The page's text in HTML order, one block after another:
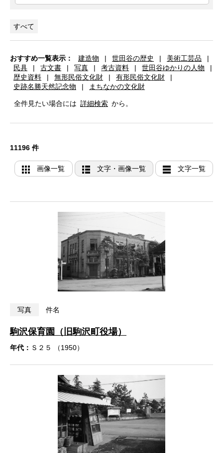
すべて
おすすめ一覧表示： 建造物 | 世田谷の歴史 | 美術工芸品
|
民具
| 古文書 | 写真 | 考古資料 | 世田谷ゆかりの人物
|
歴史資料
| 無形民俗文化財 | 有形民俗文化財
|
史跡名勝天然記念物
| まちなかの文化財
全件見たい場合には 詳細検索 から。
11196 件
画像一覧 文字・画像一覧 文字一覧
写真 件名
駒沢保育園（旧駒沢町役場）
年代： Ｓ２５ （1950）